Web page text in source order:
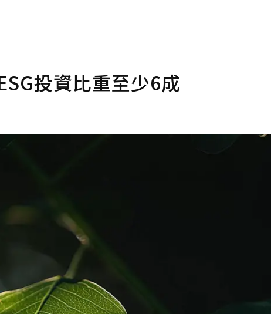
投資比重至少6成